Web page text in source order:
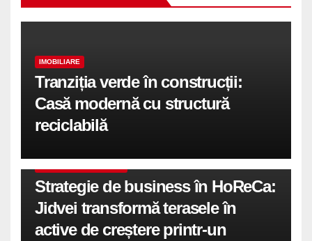
IMOBILIARE
Tranziția verde în construcții:
Casă modernă cu structură
reciclabilă
Strategie de business în HoReCa:
Jidvei transformă terasele în
active de creștere printr-un